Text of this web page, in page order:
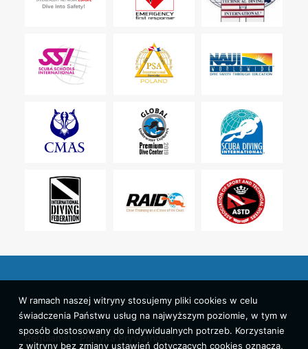
Regulamin Polityka Prywatności
W ramach naszej witryny stosujemy pliki cookies w celu
świadczenia Państwu usług na najwyższym poziomie, w tym w
sposób dostosowany do indywidualnych potrzeb. Korzystanie
z witryny bez zmiany ustawień dotyczących cookies oznacza,